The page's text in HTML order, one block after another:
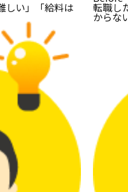
しい」「給料は 転職し
からな